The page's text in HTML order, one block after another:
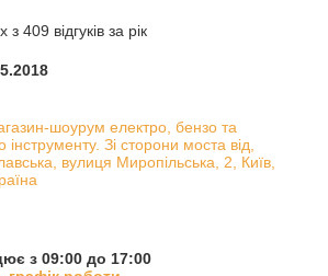
409 відгуків за рік
шоурум електро, бензо та
інструменту. Зі сторони моста від,
вулиця Миропільська, 2, Київ,
з 09:00 до 17:00